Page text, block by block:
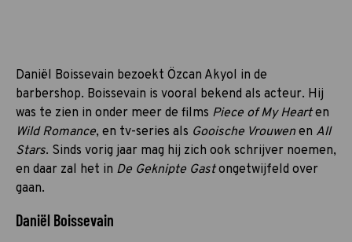
Daniël Boissevain bezoekt Özcan Akyol in de
barbershop. Boissevain is vooral bekend als acteur. Hij
was te zien in onder meer de films Piece of My Hearten
Wild Romance, en tv-series als Gooische Vrouwen en All
Stars. Sinds vorig jaar mag hij zich ook schrijver noemen,
en daar zal het in De Geknipte Gastongetwijfeld over
gaan.
Daniël Boissevain